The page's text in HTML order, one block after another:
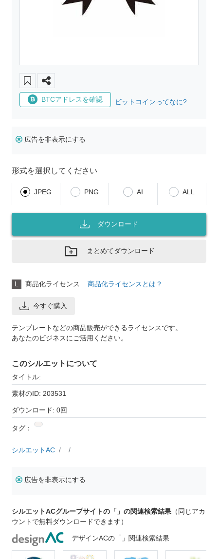
BTCアドレスを確認 ビットコインってなに?
広告を非表示にする
形式を選択してください
JPEG PNG AI ALL
ダウンロード
まとめてダウンロード
L 商品化ライセンス 商品化ライセンスとは？
今すぐ購入
テンプレートなどの商品販売ができるライセンスです。
あなたのビジネスにご活用ください。
このシルエットについて
タイトル:
素材のID: 203531
ダウンロード: 0回
タグ：
シルエットAC
広告を非表示にする
シルエットACグループサイトの「」の関連検索結果 （同じアカ
ウントで無料ダウンロードできます）
デザインACの「」関連検索結果